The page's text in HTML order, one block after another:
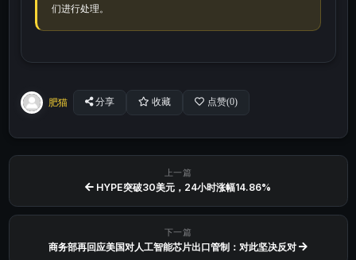
们进行处理。
肥猫 分享 收藏 点赞(0)
上一篇
HYPE突破30美元，24小时涨幅14.86%
下一篇
商务部再回应美国对人工智能芯片出口管制：对此坚决反对